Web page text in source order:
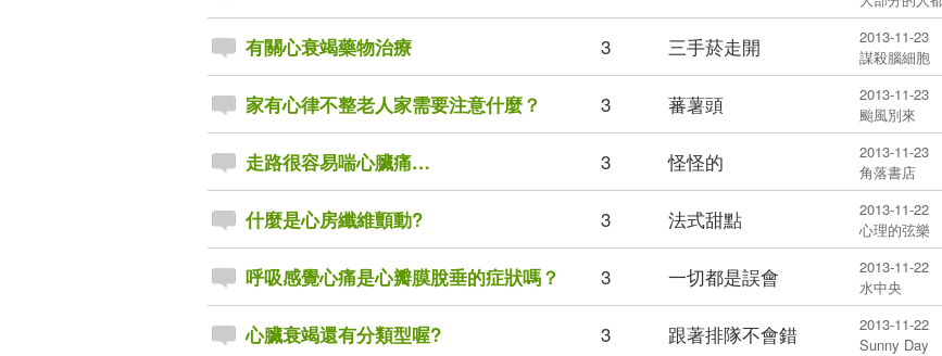
有關心衰竭藥物治療 3 三手菸走開
2013-11-23
謀殺腦細胞
家有心律不整老人家需要注意什麼？ 3 蕃薯頭
2013-11-23
颱風別來
走路很容易喘心臟痛… 3 怪怪的
2013-11-23
角落書店
什麼是心房纖維顫動? 3 法式甜點
2013-11-22
心理的弦樂
呼吸感覺心痛是心瓣膜脫垂的症狀嗎？ 3 一切都是誤會
2013-11-22
水中央
心臟衰竭還有分類型喔? 3 跟著排隊不會錯
2013-11-22
Sunny Day